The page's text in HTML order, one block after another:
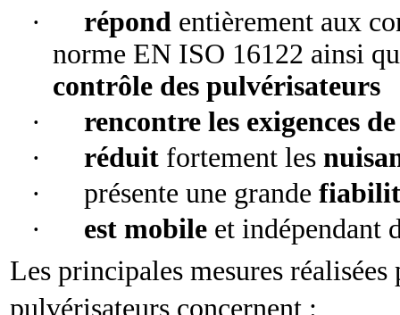
·
répond entièrement aux
norme EN ISO 16122 ainsi
contrôle des pulvérisateurs
·
rencontre les exigences
·
réduit fortement les
·
présente une grande
·
est mobileet indépendant
Les principales mesures
pulvérisateurs concernent :